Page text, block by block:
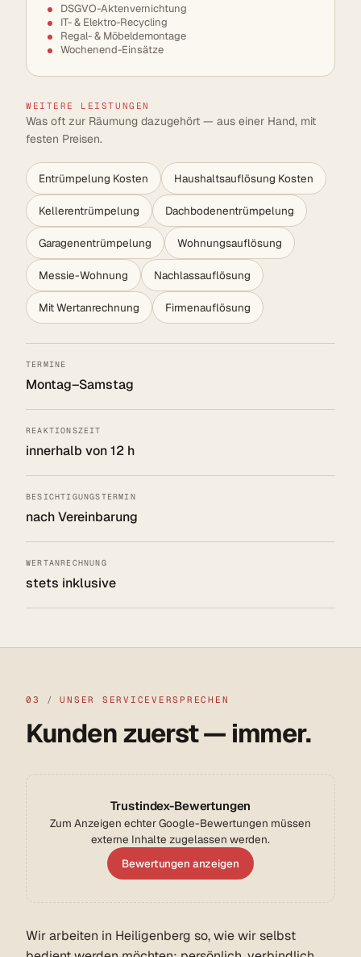
DSGVO-Aktenvernichtung
IT- & Elektro-Recycling
Regal- & Möbeldemontage
Wochenend-Einsätze
WEITERE LEISTUNGEN
Was oft zur Räumung dazugehört — aus einer Hand, mit
festen Preisen.
Entrümpelung Kosten Haushaltsauflösung Kosten
Kellerentrümpelung Dachbodenentrümpelung
Garagenentrümpelung Wohnungsauflösung
Messie-Wohnung Nachlassauflösung
Mit Wertanrechnung Firmenauflösung
TERMINE
Montag–Samstag
REAKTIONSZEIT
innerhalb von 12 h
BESICHTIGUNGSTERMIN
nach Vereinbarung
WERTANRECHNUNG
stets inklusive
03 / UNSER SERVICEVERSPRECHEN
Kunden zuerst — immer.
Trustindex-Bewertungen
Zum Anzeigen echter Google-Bewertungen müssen
externe Inhalte zugelassen werden.
Bewertungen anzeigen
Wir arbeiten in Heiligenberg so, wie wir selbst